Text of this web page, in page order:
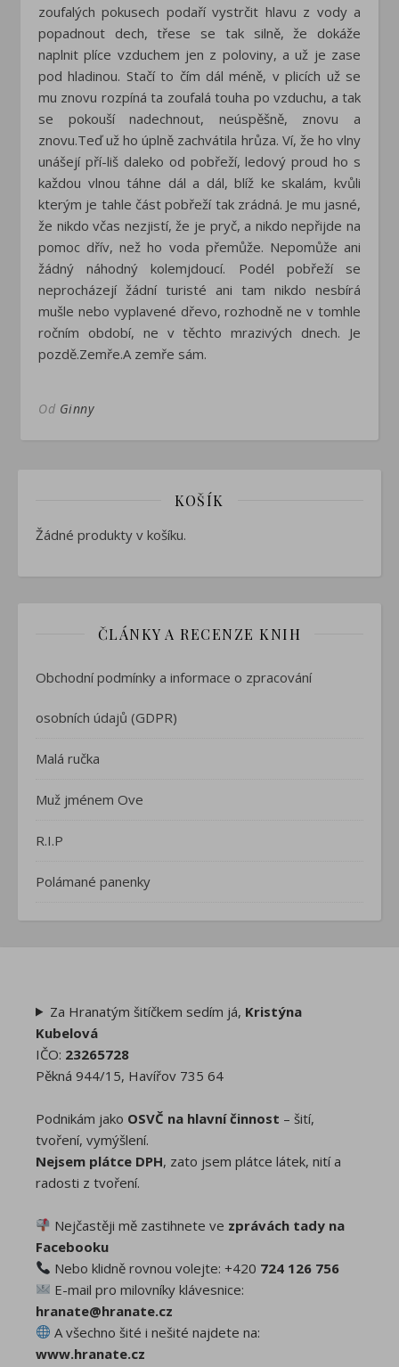
zoufalých pokusech podaří vystrčit hlavu z vody a
popadnout dech, třese se tak silně, že dokáže
naplnit plíce vzduchem jen z poloviny, a už je zase
pod hladinou. Stačí to čím dálméně, v plicích už se
mu znovu rozpíná ta zoufalá touha po vzduchu, a tak
se pokouší nadechnout, neúspěšně, znovu a
znovu.Teď už ho úplně zachvátila hrůza. Ví, že ho vlny
unášejí pří-liš daleko od pobřeží, ledový proud ho s
každou vlnou táhne dál a dál, blíž ke skalám, kvůli
kterým je tahle část pobřeží tak zrádná. Je mu jasné,
že nikdo včas nezjistí, že je pryč, a nikdo nepřijde na
pomoc dřív, než ho voda přemůže. Nepomůže ani
žádný náhodný kolemjdoucí. Podél pobřeží se
neprocházejí žádní turisté ani tam nikdo nesbírá
mušle nebo vyplavené dřevo, rozhodně nev tomhle
ročním období, ne v těchto mrazivých dnech. Je
pozdě.Zemře.A zemře sám.
Od Ginny
KOŠÍK
Žádné produkty v košíku.
ČLÁNKY A RECENZE KNIH
Obchodní podmínky a informace o zpracování
osobních údajů (GDPR)
Malá ručka
Muž jménem Ove
R.I.P
Polámané panenky
Za Hranatým šitíčkem sedím já, Kristýna
Kubelová
IČO: 23265728
Pěkná 944/15, Havířov 735 64
Podnikám jako OSVČ na hlavní činnost – šití,
tvoření, vymýšlení.
Nejsem plátce DPH, zato jsem plátce látek, nití a
radosti z tvoření.
Nejčastěji mě zastihnete ve zprávách tady na
Facebooku
Nebo klidně rovnou volejte: +420 724 126 756
E-mail pro milovníky klávesnice:
hranate@hranate.cz
A všechno šité i nešité najdete na:
www.hranate.cz